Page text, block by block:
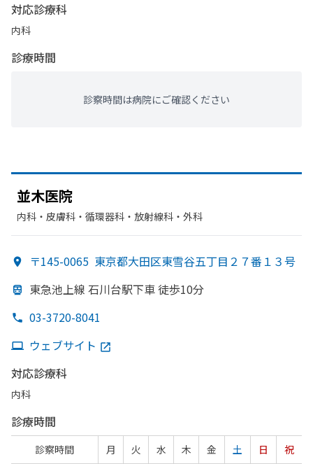
対応診療科
内科
診療時間
診察時間は病院にご確認ください
並木医院
内科・​皮膚科・​循環器科・​放射線科・​外科
〒145-0065 東京都大田区東雪谷五丁目２７番１３号
東急池上線 石川台駅下車 徒歩10分
03-3720-8041
ウェブサイト
対応診療科
内科
診療時間
診察時間 月 火 水 木 金 土 日
祝